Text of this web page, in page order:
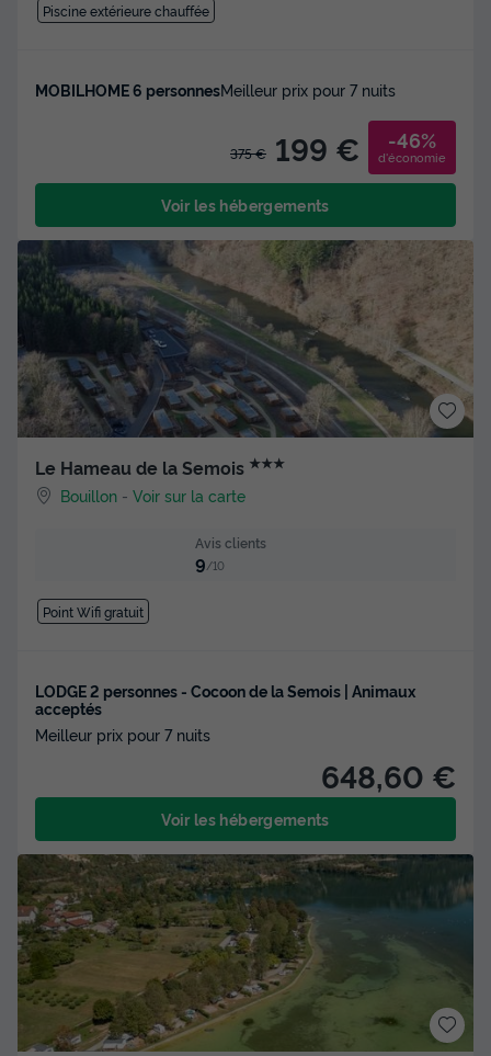
Piscine extérieure chauffée
MOBILHOME 6 personnesMeilleur prix pour 7 nuits
375 € 199 € -46%
d'économie
Voir les hébergements
Le Hameau de la Semois ★★★
Bouillon -Voir sur la carte
Avis clients
9/10
Point Wifi gratuit
LODGE 2 personnes - Cocoon de la Semois | Animaux
acceptés
Meilleur prix pour 7 nuits
648,60 €
Voir les hébergements